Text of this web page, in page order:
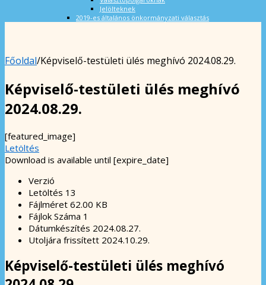
Jelölteknek
2019-es általános önkormányzati választás
Főoldal/Képviselő-testületi ülés meghívó 2024.08.29.
Képviselő-testületi ülés meghívó
2024.08.29.
[featured_image]
Letöltés
Download is available until [expire_date]
Verzió
Letöltés 13
Fájlméret 62.00 KB
Fájlok Száma 1
Dátumkészítés 2024.08.27.
Utoljára frissített 2024.10.29.
Képviselő-testületi ülés meghívó